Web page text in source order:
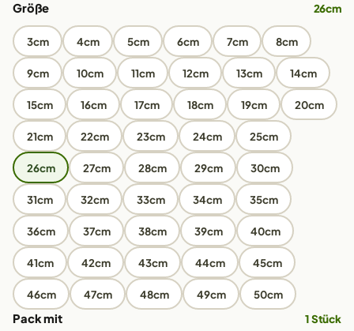
Größe 26cm
3cm 4cm 5cm 6cm 7cm 8cm
9cm 10cm 11cm 12cm 13cm 14cm
15cm 16cm 17cm 18cm 19cm 20cm
21cm 22cm 23cm 24cm 25cm
26cm 27cm 28cm 29cm 30cm
31cm 32cm 33cm 34cm 35cm
36cm 37cm 38cm 39cm 40cm
41cm 42cm 43cm 44cm 45cm
46cm 47cm 48cm 49cm 50cm
Pack mit 1 Stück